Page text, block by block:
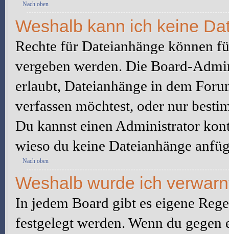
Nach oben
Weshalb kann ich keine
Rechte für Dateianhänge können
vergeben werden. Die Board-
erlaubt, Dateianhänge in dem
verfassen möchtest, oder nur
Du kannst einen Administrator
wieso du keine Dateianhänge
Nach oben
Weshalb wurde ich
In jedem Board gibt es eigene
festgelegt werden. Wenn du